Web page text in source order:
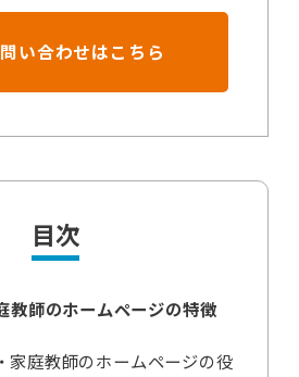
い合わせはこちら
目次
教師のホームページの特徴
家庭教師のホームページの役